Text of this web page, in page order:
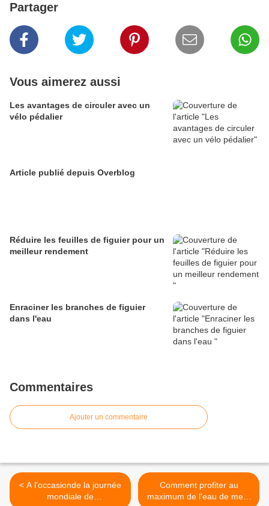
Partager
Vous aimerez aussi
Les avantages de circuler avec un
vélo pédalier
Article publié depuis Overblog
Réduire les feuilles de figuier pour un
meilleur rendement
Enraciner les branches de figuier
dans l'eau
Commentaires
Ajouter un commentaire
< A l'occasionde la journée
mondiale de
Comment profiter au
maximum de l'eau de mer?